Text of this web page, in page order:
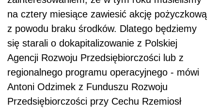
na cztery miesiące zawiesić akcję pożyczkową
z powodu braku środków. Dlatego będziemy
się starali o dokapitalizowanie z Polskiej
Agencji Rozwoju Przedsiębiorczości lub z
regionalnego programu operacyjnego - mówi
Antoni Odzimek z Funduszu Rozwoju
Przedsiębiorczości przy Cechu Rzemiosł